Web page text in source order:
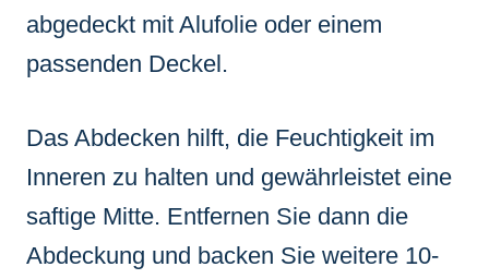
abgedeckt mit Alufolie oder einem
passenden Deckel.
Das Abdecken hilft, die Feuchtigkeit im
Inneren zu halten und gewährleistet eine
saftige Mitte. Entfernen Sie dann die
Abdeckung und backen Sie weitere 10-